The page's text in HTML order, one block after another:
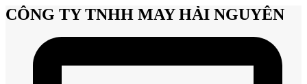
CÔNG TY TNHH MAY HẢI NGUYÊN